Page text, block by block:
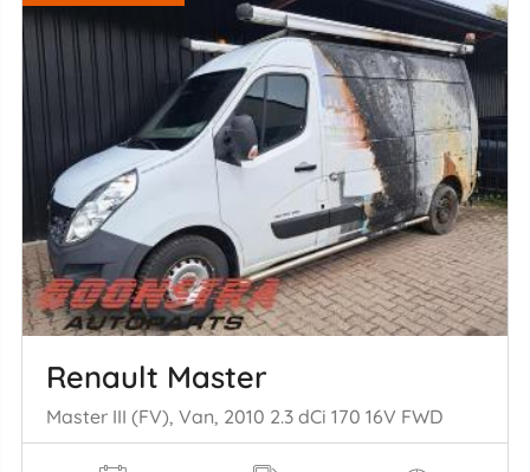
Renault Master
Master III (FV), Van, 2010 2.3 dCi 170 16V FWD